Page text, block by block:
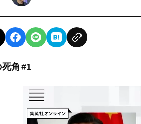
角#1